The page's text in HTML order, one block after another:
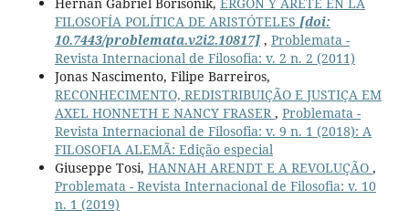
FILOSOFÍA POLÍTICA DE ARISTÓTELES [doi:
10.7443/problemata.v2i2.10817], Problemata -
Revista Internacional de Filosofia: v. 2 n. 2 (2011)
Jonas Nascimento, Filipe Barreiros,
RECONHECIMENTO, REDISTRIBUIÇÃO E JUSTIÇA EM
AXEL HONNETH E NANCY FRASER , Problemata -
Revista Internacional de Filosofia: v. 9 n. 1 (2018): A
FILOSOFIA ALEMÃ: Edição especial
Giuseppe Tosi, HANNAH ARENDT E A REVOLUÇÃO ,
Problemata - Revista Internacional de Filosofia: v. 10
n. 1 (2019)